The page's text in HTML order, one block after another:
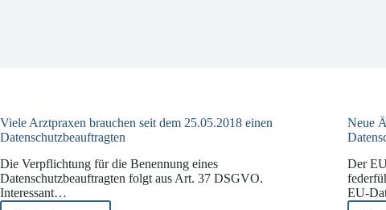
Viele Arztpraxen brauchen seit dem 25.05.2018 einen
Datenschutzbeauftragten
Die Verpflichtung für die Benennung eines
Datenschutzbeauftragten folgt aus Art. 37 DSGVO.
Interessant…
Neue
Der
EU-